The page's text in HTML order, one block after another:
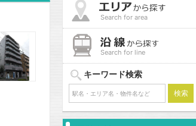
Search for area
Search for line
キーワード検索